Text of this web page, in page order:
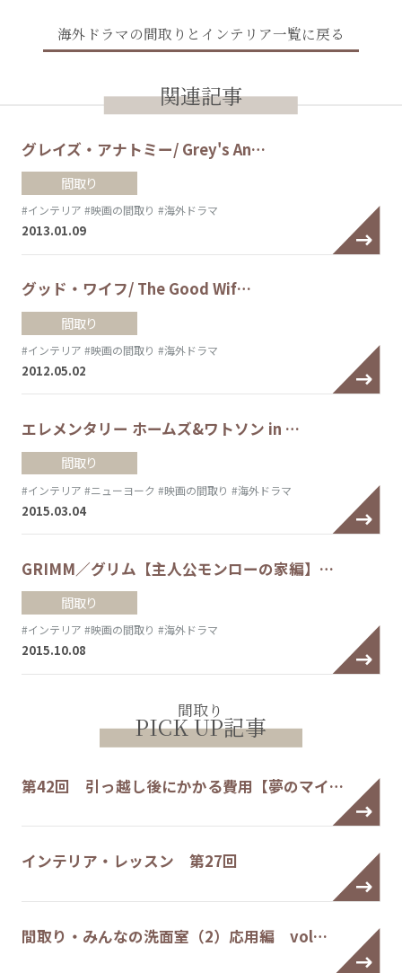
海外ドラマの間取りとインテリア一覧に戻る
関連記事
グレイズ・アナトミー/ Grey's An…
間取り
#インテリア #映画の間取り #海外ドラマ
2013.01.09
グッド・ワイフ/ The Good Wif…
間取り
#インテリア #映画の間取り #海外ドラマ
2012.05.02
エレメンタリー ホームズ&ワトソン in …
間取り
#インテリア #ニューヨーク #映画の間取り #海外ドラマ
2015.03.04
GRIMM／グリム【主人公モンローの家編】…
間取り
#インテリア #映画の間取り #海外ドラマ
2015.10.08
間取り
PICK UP記事
第42回 引っ越し後にかかる費用【夢のマイ…
インテリア・レッスン 第27回
間取り・みんなの洗面室（2）応用編 vol…